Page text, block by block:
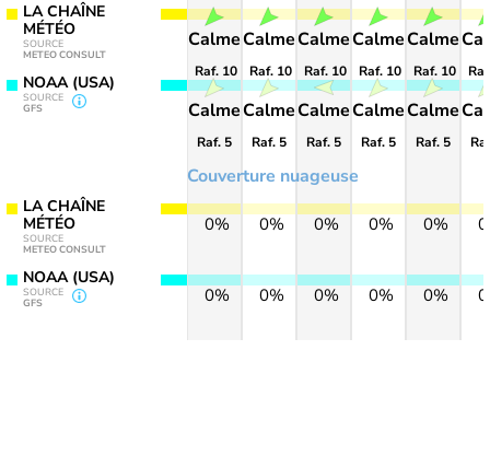
LA CHAÎNE
MÉTÉO
SOURCE
METEO CONSULT
NOAA (USA)
SOURCE
GFS
LA CHAÎNE
MÉTÉO
SOURCE
METEO CONSULT
NOAA (USA)
SOURCE
GFS
Couverture nuageuse
Calme
Raf. 10
Calme
Raf. 5
0%
0%
Calme
Raf. 10
Calme
Raf. 5
0%
0%
Calme
Raf. 10
Calme
Raf. 5
0%
0%
Calme
Raf. 10
Calme
Raf. 5
0%
0%
Calme
Raf. 10
Calme
Raf. 5
0%
0%